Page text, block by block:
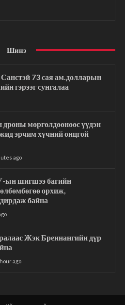
Шинэ
73 сая ам.долларын
гэрээг сунгалаа
дроны мөргөлдөөнөөс үүдэн
эрчим хүчний онцгой
ago
ын шигшээ багийн
орхиж,
байна
Жэк Бреннангийн дүр
ago